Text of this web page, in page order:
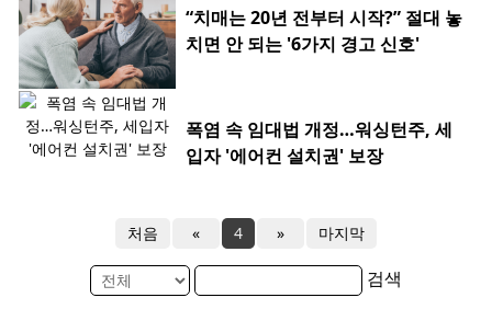
“치매는 20년 전부터 시작?” 절대 놓
치면 안 되는 '6가지 경고 신호'
폭염 속 임대법 개정…워싱턴주, 세
입자 '에어컨 설치권' 보장
처음 « 4 » 마지막
검색